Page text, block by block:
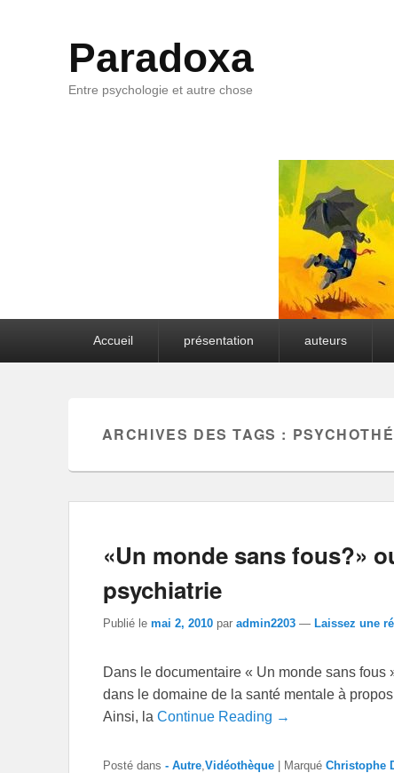
Paradoxa
Entre psychologie et autre chose
Accueil présentation auteurs
ARCHIVES DES TAGS :
«Un monde sans fous?»
psychiatrie
Publié le mai 2, 2010 par admin2203 — Laissez une
Dans le documentaire « Un monde sans
dans le domaine de la santé mentale à
Ainsi, la Continue Reading →
Posté dans - Autre Vidéothèque Marqué Christophe